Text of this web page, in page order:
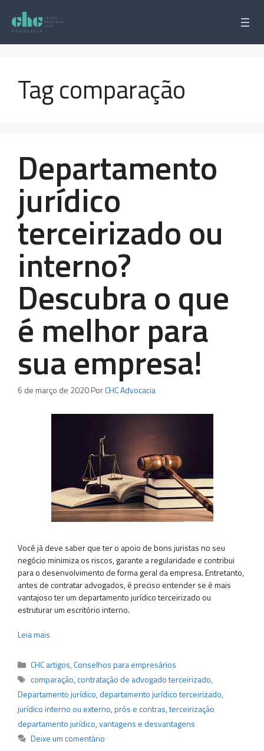
para
conteúdo
Tag comparação
Departamento
jurídico
terceirizado ou
interno?
Descubra o que
é melhor para
sua empresa!
6 de março de 2020PorCHC Advocacia
Você já deve saber que ter o apoio de bons juristas no seu
negócio minimiza os riscos, garante a regularidade e contribui
para o desenvolvimento de forma geral da empresa. Entretanto,
antes de contratar advogados, é preciso entender se é mais
vantajoso ter um departamento jurídico terceirizado ou
estruturar um escritório interno.
Leia mais
Categorias
CHC artigos,Conselhos para empresários
Tags
comparação,contratação de advogado terceirizado,
Departamento jurídico,departamento jurídico terceirizado,
jurídico interno ou externo,prós e contras,terceirização
departamento jurídico,vantagens e desvantagens
Deixe um comentário